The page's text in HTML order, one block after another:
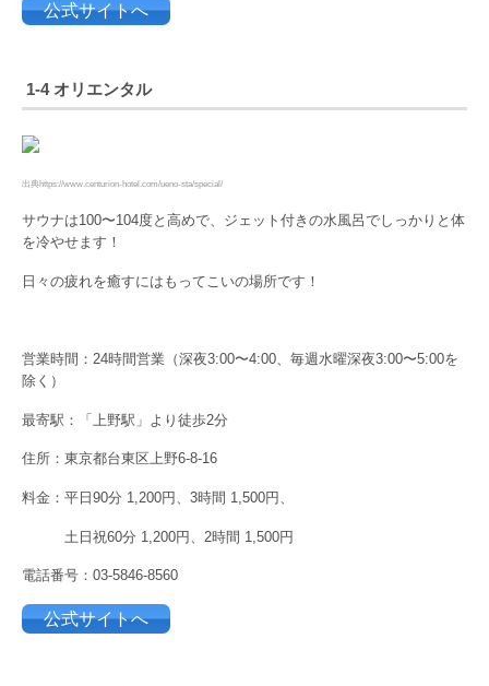
公式サイトへ
1-4 オリエンタル
出典https://www.centurion-hotel.com/ueno-sta/special/
サウナは100〜104度と高めで、ジェット付きの水風呂でしっかりと体
を冷やせます！
日々の疲れを癒すにはもってこいの場所です！
営業時間：24時間営業（深夜3:00〜4:00、毎週水曜深夜3:00〜5:00を
除く）
最寄駅：「上野駅」より徒歩2分
住所：東京都台東区上野6-8-16
料金：平日90分 1,200円、3時間 1,500円、
土日祝60分 1,200円、2時間 1,500円
電話番号：03-5846-8560
公式サイトへ